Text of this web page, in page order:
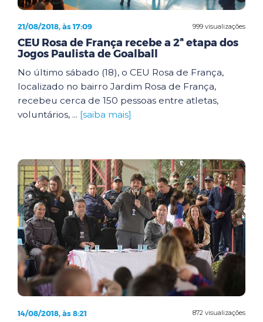
999 visualizações
21/08/2018, às 17:09
CEU Rosa de França recebe a 2ª etapa dos
Jogos Paulista de Goalball
No último sábado (18), o CEU Rosa de França,
localizado no bairro Jardim Rosa de França,
recebeu cerca de 150 pessoas entre atletas,
voluntários, ... [saiba mais]
872 visualizações
14/08/2018, às 8:21